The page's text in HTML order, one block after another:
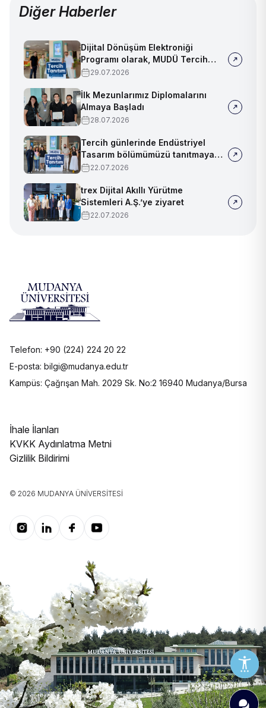
Diğer Haberler
Dijital Dönüşüm Elektroniği
Programı olarak, MUDÜ Tercih
Tanıtım Günleri'nde biz de
29.07.2026
İlk Mezunlarımız Diplomalarını
Almaya Başladı
28.07.2026
Tercih günlerinde Endüstriyel
Tasarım bölümümüzü tanıtmaya
devam ediyoruz!
22.07.2026
trex Dijital Akıllı Yürütme
Sistemleri A.Ş.’ye ziyaret
22.07.2026
Telefon: +90 (224) 224 20 22
E-posta: bilgi@mudanya.edu.tr
Kampüs: Çağrışan Mah. 2029 Sk. No:2 16940 Mudanya/Bursa
İhale İlanları
KVKK Aydınlatma Metni
Gizlilik Bildirimi
© 2026 MUDANYA ÜNIVERSITESI